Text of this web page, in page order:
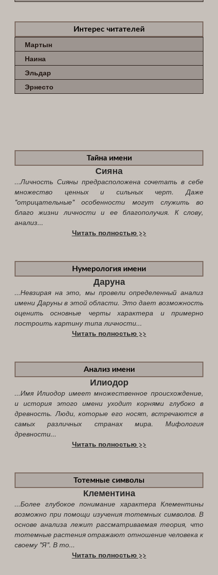
Интерес читателей
Мартын
Наина
Эльдар
Эрнесто
Тайна имени
Сияна
...Личность Сияны предрасположена сочетать в себе
множество ценных и сильных черт. Даже
"отрицательные" особенности могут служить во
благо жизни личности и ее благополучия. К слову,
анализ...
Читать полностью >>
Нумерология имени
Даруна
...Невзирая на это, мы провели определенный анализ
имени Даруны в этой области. Это дает возможность
оценить основные черты характера и примерно
построить картину типа личности...
Читать полностью >>
Анализ имени
Илиодор
...Имя Илиодор имеет множественное происхождение,
и история этого имени уходит корнями глубоко в
древность. Люди, которые его носят, встречаются в
самых различных странах мира. Мифология
древности...
Читать полностью >>
Тотемные символы
Клементина
...Более глубокое понимание характера Клементины
возможно при помощи изучения тотемных символов. В
основе анализа лежит рассматриваемая теория, что
тотемные растения отражают отношение человека к
своему "Я". В то...
Читать полностью >>